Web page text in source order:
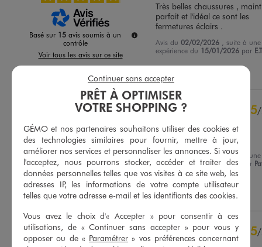
Basé sur 15 avis soumis à un
contrôle
Voir tous les avis sur ce site
13
2
0
1étoile 0
Trier les avis
Très belles chaussures ,
parfait et l'idéal ce sont les
fermetures éclairs .
Avis du02/02/2026 , suite à une
expérience du 15/01/2026 par
5/
Bonne qualité et confort
Avis du20/01/2026 , suite à une
expérience du13/12/2025 par
D.
Utile(0) Signaler
5/
Avis vérifié et récompensé
PRÊT À OPTIMISER
VOTRE SHOPPING ?
GÉMO et nos partenaires souhaitons utiliser des cookies et
des technologies similaires pour fournir, mettre à jour,
améliorer nos services et personnaliser les annonces. Si vous
l'acceptez, nous pourrons stocker, accéder et traiter des
données personnelles telles que vos visites à ce site web, les
adresses IP, les informations de votre compte utilisateur
telles que votre adresse e-mail et les identifiants des cookies.
Vous avez le choix d'« Accepter » pour consentir à ces
utilisations, de « Continuer sans accepter » pour vous y
opposer ou de « Paramétrer » vos préférences concernant
Continuer sans accepter